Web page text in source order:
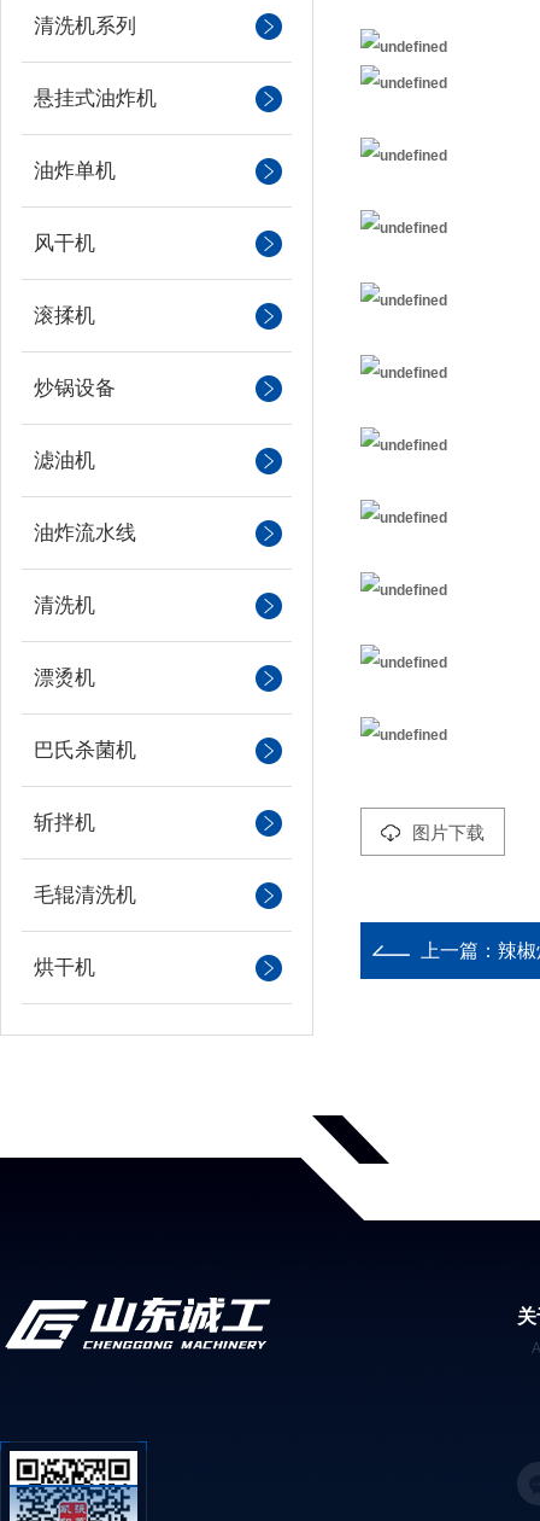
清洗机系列
悬挂式油炸机
油炸单机
风干机
滚揉机
炒锅设备
滤油机
油炸流水线
清洗机
漂烫机
巴氏杀菌机
斩拌机
毛辊清洗机
烘干机
图片下载
上一篇： 辣